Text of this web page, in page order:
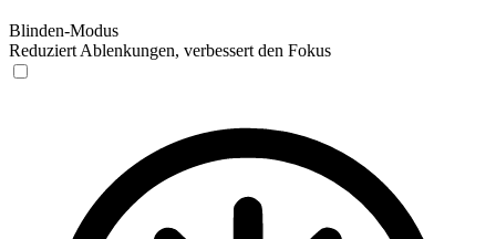
Blinden-Modus
Reduziert Ablenkungen, verbessert den Fokus